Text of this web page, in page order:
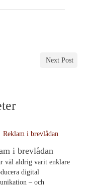
Next Post
i brevlådan
väl aldrig varit enklare
digital
– och